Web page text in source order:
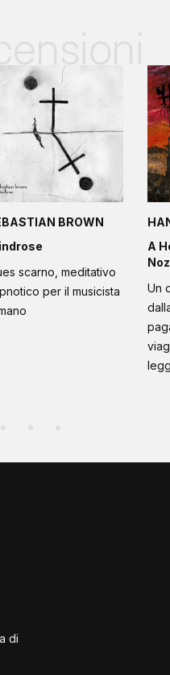
BROWN
scarno, meditativo
per il musicista
A
Noz
Un
di